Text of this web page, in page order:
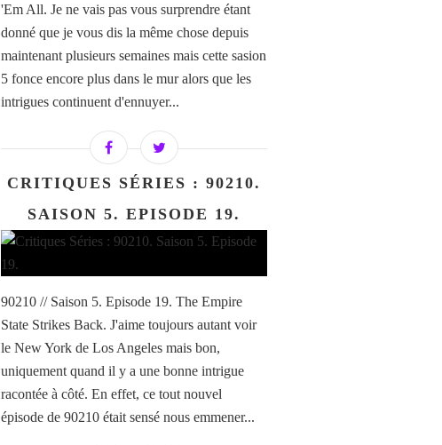
'Em All. Je ne vais pas vous surprendre étant
donné que je vous dis la même chose depuis
maintenant plusieurs semaines mais cette sasion
5 fonce encore plus dans le mur alors que les
intrigues continuent d'ennuyer...
CRITIQUES SÉRIES : 90210.
SAISON 5. EPISODE 19.
90210 // Saison 5. Episode 19. The Empire
State Strikes Back. J'aime toujours autant voir
le New York de Los Angeles mais bon,
uniquement quand il y a une bonne intrigue
racontée à côté. En effet, ce tout nouvel
épisode de 90210 était sensé nous emmener...